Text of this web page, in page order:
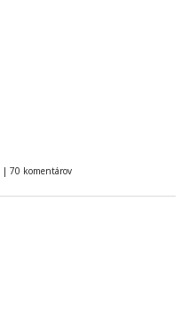
| 70 komentárov